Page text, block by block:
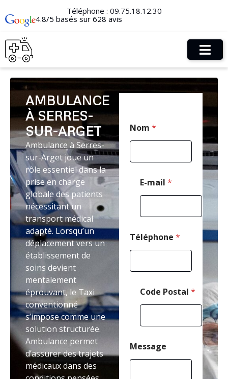
Téléphone : 09.75.18.12.30
4.8/5 basés sur 628 avis
AMBULANCE
À SERRES-
SUR-ARGET
Ambulance à Serres-
sur-Arget joue un
rôle essentiel dans la
prise en charge
globale des patients
nécessitant un
transport médical
adapté. Lorsqu’un
déplacement vers un
établissement de
soins devient
mentalement
éprouvant, le Taxi
conventionné
s’impose comme une
solution structurée.
Ambulance permet
d’assurer des trajets
médicaux dans des
Nom *
E-mail *
Téléphone *
T
é
l
é
p
h
o
-
m
a
Code Postal *
Message